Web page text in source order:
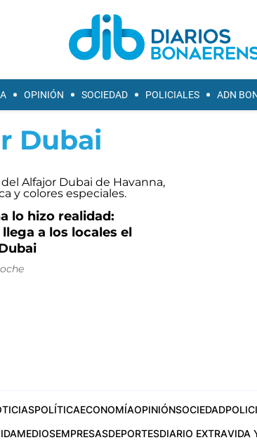
OPINIÓN SOCIEDAD POLICIALES ADN
Dubai
lo hizo realidad:
a los locales el
POLÍTICAECONOMÍAOPINIÓNSOCIEDAD
MEDIOSEMPRESASDEPORTESDIARIO EXTRAVIDA